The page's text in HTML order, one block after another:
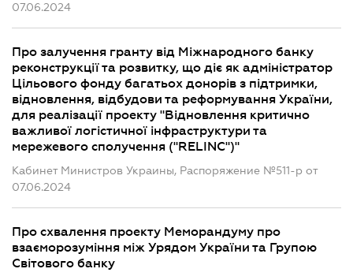
07.06.2024
Про залучення гранту від Міжнародного банку
реконструкції та розвитку, що діє як адміністратор
Цільового фонду багатьох донорів з підтримки,
відновлення, відбудови та реформування України,
для реалізації проекту "Відновлення критично
важливої логістичної інфраструктури та
мережевого сполучення ("RELINC")"
Кабинет Министров Украины, Распоряжение №511-р от
07.06.2024
Про схвалення проекту Меморандуму про
взаєморозуміння між Урядом України та Групою
Світового банку